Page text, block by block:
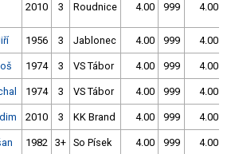
2010 3 Roudnice 4.00 999 4.00
1956 3 Jablonec 4.00 999 4.00
1974 3 VS Tábor 4.00 999 4.00
1974 3 VS Tábor 4.00 999 4.00
2010 3 KK Brand 4.00 999 4.00
1982 3+ So Písek 4.00 999 4.00